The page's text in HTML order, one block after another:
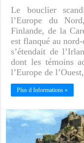
Le bouclier
l’Europe du
Finlande, de la
est flanqué au
s’étendait de
dont les témoins
l’Europe de
Plus d Informations »